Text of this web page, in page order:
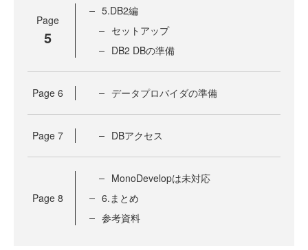
Page
5
5.DB2編
セットアップ
DB2 DBの準備
Page 6 データプロバイダの準備
Page 7 DBアクセス
Page 8
MonoDevelopは未対応
6.まとめ
参考資料